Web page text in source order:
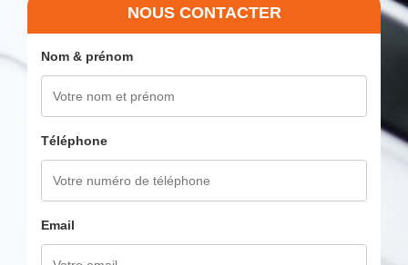
NOUS CONTACTER
Nom & prénom
Téléphone
Email